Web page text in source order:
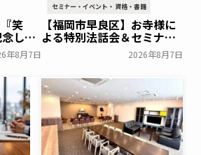
笑
した
グッ
ペー
年8月7日
セミナー・イベント・資格・書籍
【福岡市早良区】お寺様に
よる特別法話会＆セミナー
特典「無料試食会」を8月
18日(月)にシティホール飯
倉にて開催！～ベルコ～
一般公開
2026年8月7日